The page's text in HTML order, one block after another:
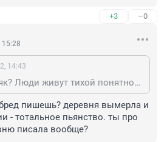
+3 –0
15:28
14:43
Почему депресняк? Люди живут тихой понятной жизнью, животные в каждом доме — гуси, коровы, кошки, собаки. Огороды выращивают. Дома свои не закрывают, все друг друга знают. Телевизор смотрят — концерты, кино. Чем плохо? Дороги только ужасные. Но от этого не бывает депрессии. Депрессии в городах.
пишешь? деревня вымерла и
- тотальное пьянство. ты про
писала вообще?